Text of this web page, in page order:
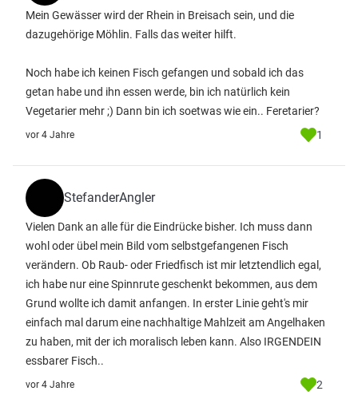
Mein Gewässer wird der Rhein in Breisach sein, und die
dazugehörige Möhlin. Falls das weiter hilft.
Noch habe ich keinen Fisch gefangen und sobald ich das
getan habe und ihn essen werde, bin ich natürlich kein
Vegetarier mehr ;) Dann bin ich soetwas wie ein.. Feretarier?
vor 4 Jahre 1
StefanderAngler
Vielen Dank an alle für die Eindrücke bisher. Ich muss dann
wohl oder übel mein Bild vom selbstgefangenen Fisch
verändern. Ob Raub- oder Friedfisch ist mir letztendlich egal,
ich habe nur eine Spinnrute geschenkt bekommen, aus dem
Grund wollte ich damit anfangen. In erster Linie geht's mir
einfach mal darum eine nachhaltige Mahlzeit am Angelhaken
zu haben, mit der ich moralisch leben kann. Also IRGENDEIN
essbarer Fisch..
vor 4 Jahre 2